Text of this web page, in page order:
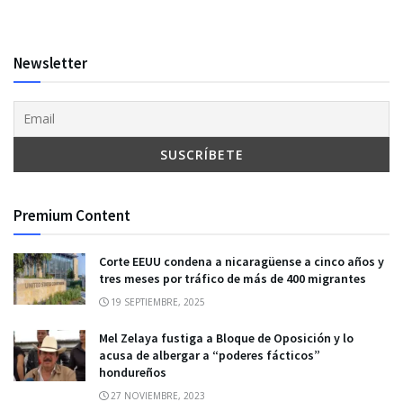
Newsletter
Premium Content
Corte EEUU condena a nicaragüense a cinco años y
tres meses por tráfico de más de 400 migrantes
19 SEPTIEMBRE, 2025
Mel Zelaya fustiga a Bloque de Oposición y lo
acusa de albergar a “poderes fácticos”
hondureños
27 NOVIEMBRE, 2023